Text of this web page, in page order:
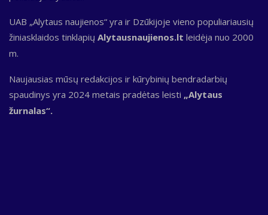
UAB „Alytaus naujienos“ yra ir Dzūkijoje vieno populiariausių
žiniasklaidos tinklapių Alytausnaujienos.lt leidėja nuo 2000
m.
Naujausias mūsų redakcijos ir kūrybinių bendradarbių
spaudinys yra 2024 metais pradėtas leisti „Alytaus
žurnalas“.